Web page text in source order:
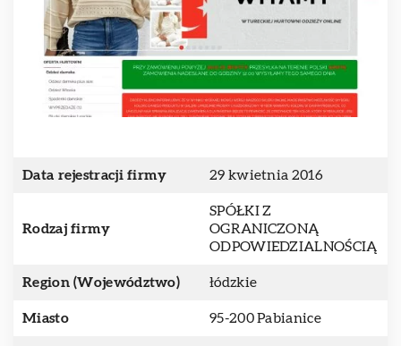
Data rejestracji firmy 29 kwietnia 2016
Rodzaj firmy
SPÓŁKI Z
OGRANICZONĄ
ODPOWIEDZIALNOŚCIĄ
Region (Województwo) łódzkie
Miasto 95-200 Pabianice